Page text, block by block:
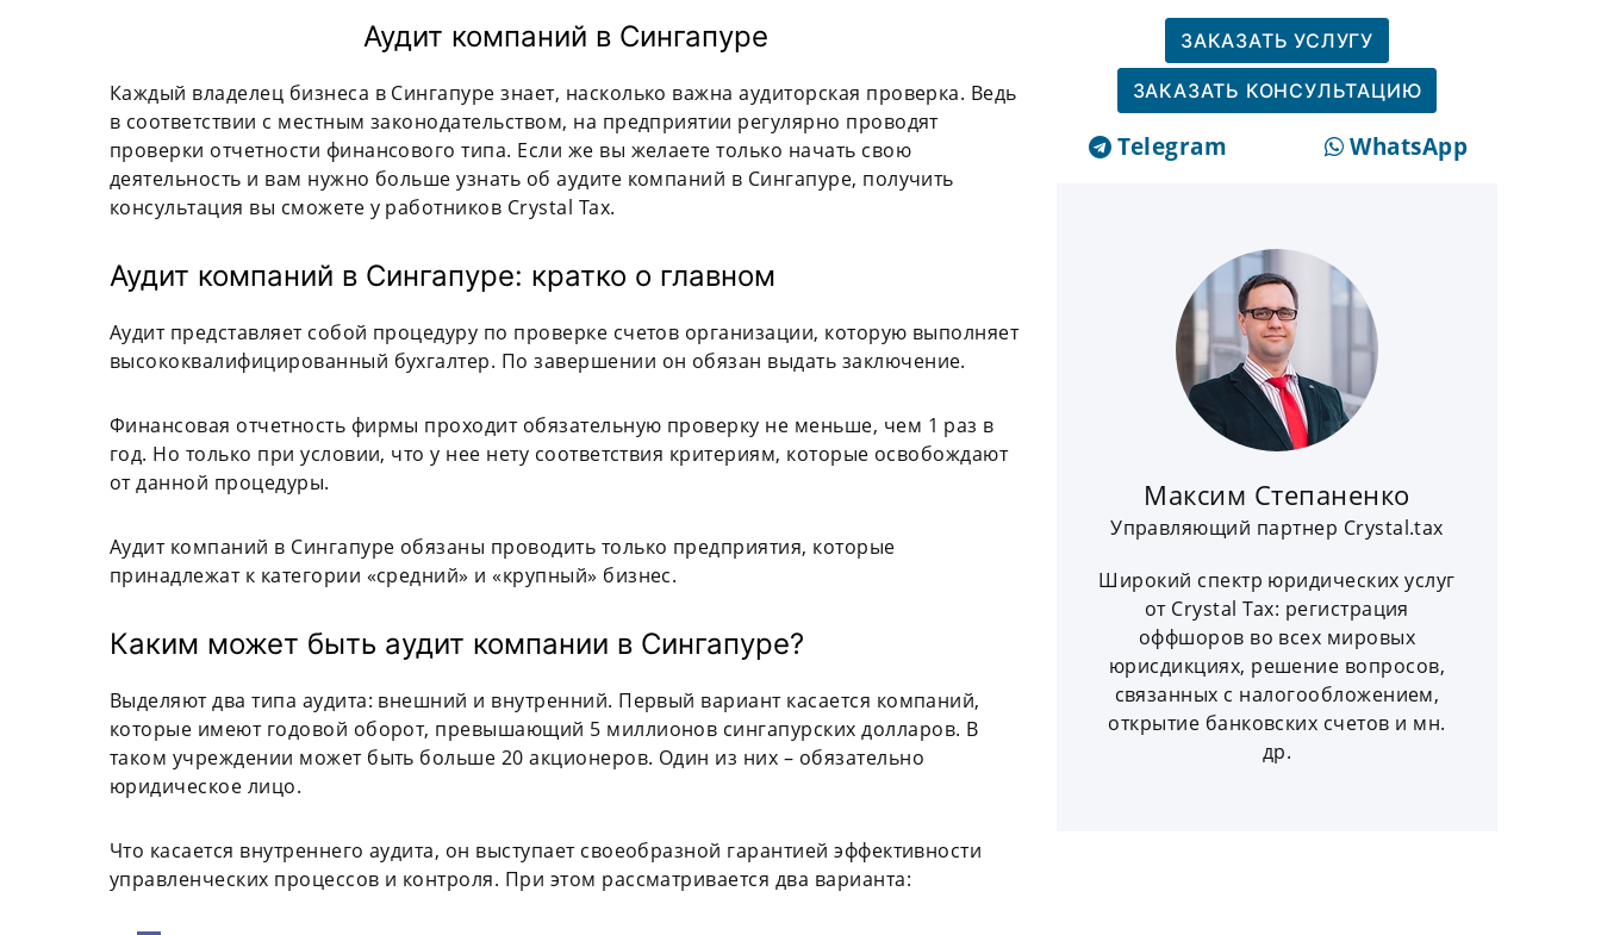
Аудит компаний в Сингапуре
Каждый владелец бизнеса в Сингапуре знает, насколько важна аудиторская проверка. Ведь
в соответствии с местным законодательством, на предприятии регулярно проводят
проверки отчетности финансового типа. Если же вы желаете только начать свою
деятельность и вам нужно больше узнать об аудите компаний в Сингапуре, получить
консультация вы сможете у работников Crystal Tax.
Аудит компаний в Сингапуре: кратко о главном
Аудит представляет собой процедуру по проверке счетов организации, которую выполняет
высококвалифицированный бухгалтер. По завершении он обязан выдать заключение.
Финансовая отчетность фирмы проходит обязательную проверку не меньше, чем 1 раз в
год. Но только при условии, что у нее нету соответствия критериям, которые освобождают
от данной процедуры.
Аудит компаний в Сингапуре обязаны проводить только предприятия, которые
принадлежат к категории «средний» и «крупный» бизнес.
Каким может быть аудит компании в Сингапуре?
Выделяют два типа аудита: внешний и внутренний. Первый вариант касается компаний,
которые имеют годовой оборот, превышающий 5 миллионов сингапурских долларов. В
таком учреждении может быть больше 20 акционеров. Один из них – обязательно
юридическое лицо.
Что касается внутреннего аудита, он выступает своеобразной гарантией эффективности
управленческих процессов и контроля. При этом рассматривается два варианта:
ЗАКАЗАТЬ УСЛУГУ
ЗАКАЗАТЬ КОНСУЛЬТАЦИЮ
Telegram WhatsApp
Максим Степаненко
Управляющий партнер Crystal.tax
Широкий спектр юридических услуг
от Crystal Tax: регистрация
оффшоров во всех мировых
юрисдикциях, решение вопросов,
связанных с налогообложением,
открытие банковских счетов и мн.
др.